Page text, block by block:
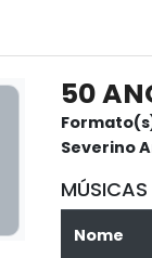
50
Severino
MÚSICAS
Nome